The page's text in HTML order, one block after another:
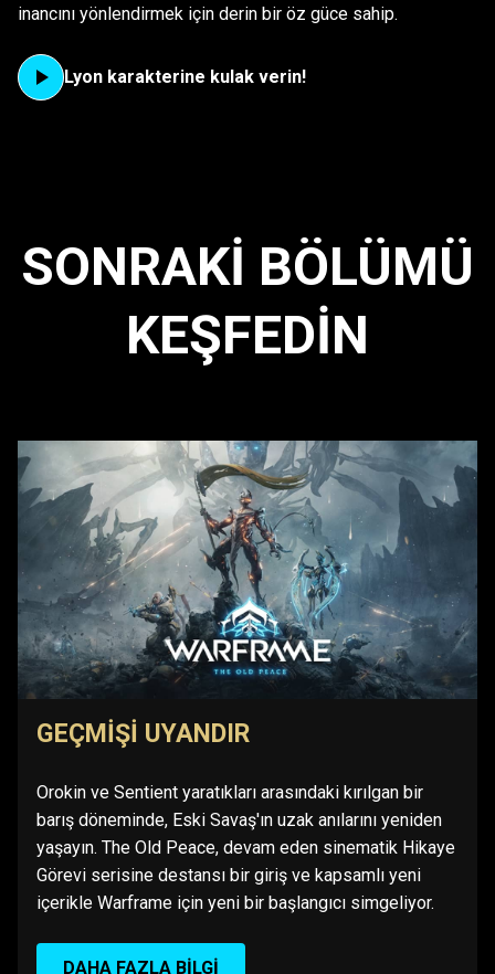
inancını yönlendirmek için derin bir öz güce sahip.
Lyon karakterine kulak verin!
SONRAKI BÖLÜMÜ
KEŞFEDIN
GEÇMIŞI UYANDIR
Orokin ve Sentient yaratıkları arasındaki kırılgan bir
barış döneminde, Eski Savaş'ın uzak anılarını yeniden
yaşayın. The Old Peace, devam eden sinematik Hikaye
Görevi serisine destansı bir giriş ve kapsamlı yeni
içerikle Warframe için yeni bir başlangıcı simgeliyor.
DAHA FAZLA BILGI